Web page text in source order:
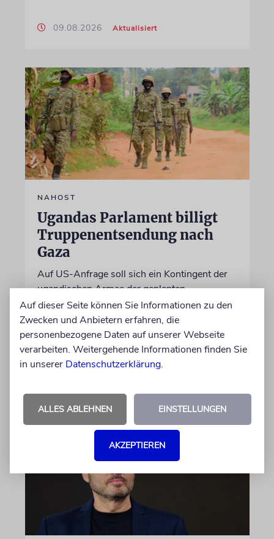
09.08.2026 Aktualisiert
NAHOST
Ugandas Parlament billigt
Truppenentsendung nach
Gaza
Auf US-Anfrage soll sich ein Kontingent der
ugandischen Armee der geplanten
internationalen Stabilisierungstruppe
anschließen. In Afrika zählt das Land zu den
größten Truppenstellern für
Friedensmissionen
Auf dieser Seite können Sie Informationen zu den
Zwecken und Anbietern erfahren, die
personenbezogene Daten auf unserer Webseite
verarbeiten. Weitergehende Informationen finden Sie
in unserer Datenschutzerklärung.
ALLES ABLEHNEN EINSTELLUNGEN
AKZEPTIEREN